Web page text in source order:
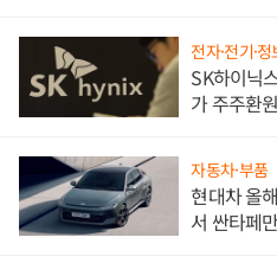
전자·전기·
SK하이닉
가 주주환
자동차·부품
현대차 올
서 싼타페